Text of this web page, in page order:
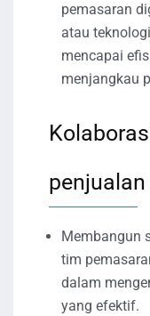
pemasaran
atau
mencapai
menjangkau
Membangun
tim
dalam
yang efektif.